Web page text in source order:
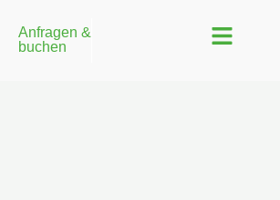
Anfragen &
buchen